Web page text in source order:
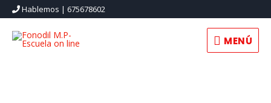
Hablemos | 675678602
MENÚ
MENÚ